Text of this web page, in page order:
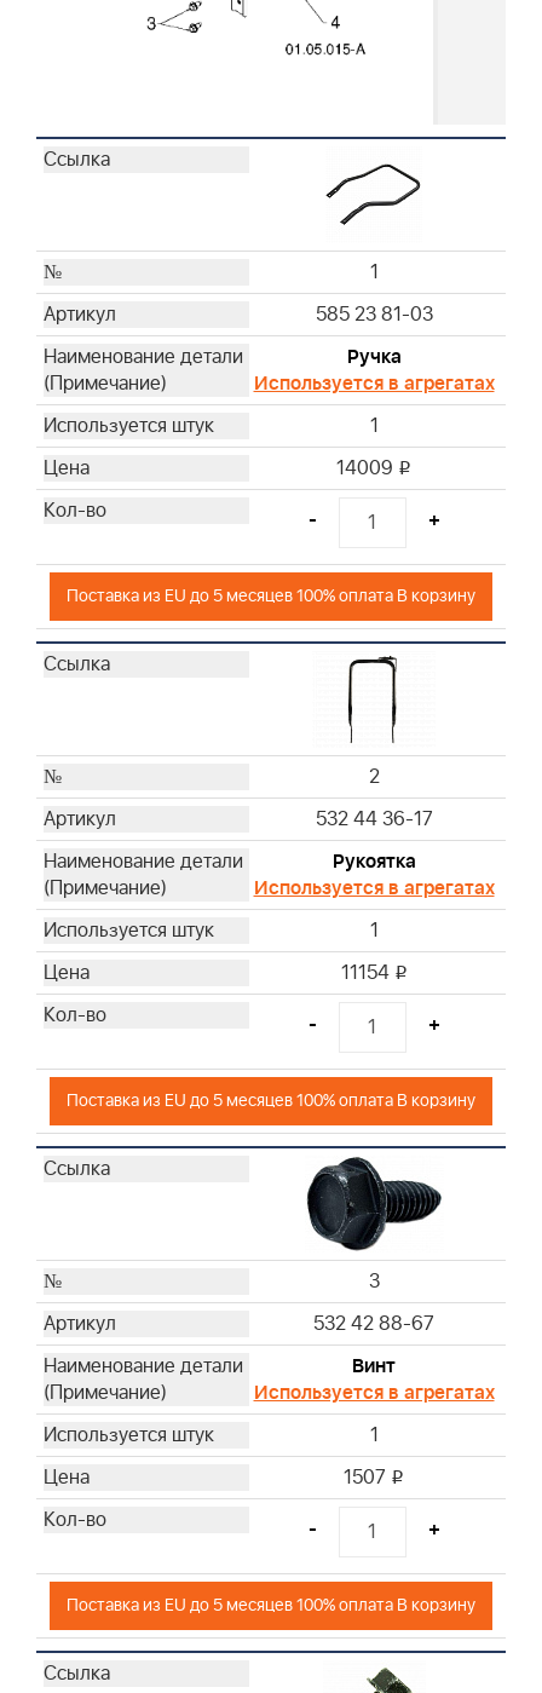
1
585 23 81-03
Ручка
Используется в агрегатах
1
14009 i
- +
Поставка из EU до 5 месяцев 100% оплата В корзину
2
532 44 36-17
Рукоятка
Используется в агрегатах
1
11154 i
- +
Поставка из EU до 5 месяцев 100% оплата В корзину
3
532 42 88-67
Винт
Используется в агрегатах
1
1507 i
- +
Поставка из EU до 5 месяцев 100% оплата В корзину